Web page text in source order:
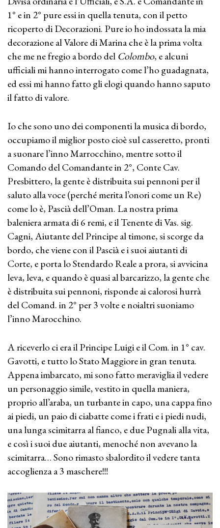
1° e in 2° pure essi in quella tenuta, con il petto
ricoperto di Decorazioni. Pure io ho indossata la mia
decorazione al Valore di Marina che è la prima volta
che me ne fregio a bordo del Colombo, e alcuni
ufficiali mi hanno interrogato come l’ho guadagnata,
ed essi mi hanno fatto gli elogi quando hanno saputo
il fatto di valore.
Io che sono uno dei componenti la musica di bordo,
occupiamo il miglior posto cioè sul casseretto, pronti
a suonare l’inno Marrocchino, mentre sotto il
Comando del Comandante in 2°, Conte Cav.
Presbittero, la gente è distribuita sui pennoni per il
saluto alla voce (perché merita l’onori come un Re)
come lo è, Pascià dell’Oman. La nostra prima
baleniera armata di 6 remi, e il Tenente di Vas. sig.
Cagni, Aiutante del Principe al timone, si scorge da
bordo, che viene con il Pascià e i suoi aiutanti di
Corte, e porta lo Stendardo Reale a prora, si avvicina
leva, leva, e quando è quasi al barcarizzo, la gente che
è distribuita sui pennoni, risponde ai calorosi hurrà
del Comand. in 2° per 3 volte e noialtri suoniamo
l’inno Marocchino.
A riceverlo ci era il Principe Luigi e il Com. in 1° cav.
Gavotti, e tutto lo Stato Maggiore in gran tenuta.
Appena imbarcato, mi sono fatto meraviglia il vedere
un personaggio simile, vestito in quella maniera,
proprio all’araba, un turbante in capo, una cappa fino
ai piedi, un paio di ciabatte come i frati e i piedi nudi,
una lunga scimitarra al fianco, e due Pugnali alla vita,
e così i suoi due aiutanti, menoché non avevano la
scimitarra… Sono rimasto sbalordito il vedere tanta
accoglienza a 3 maschere!!!